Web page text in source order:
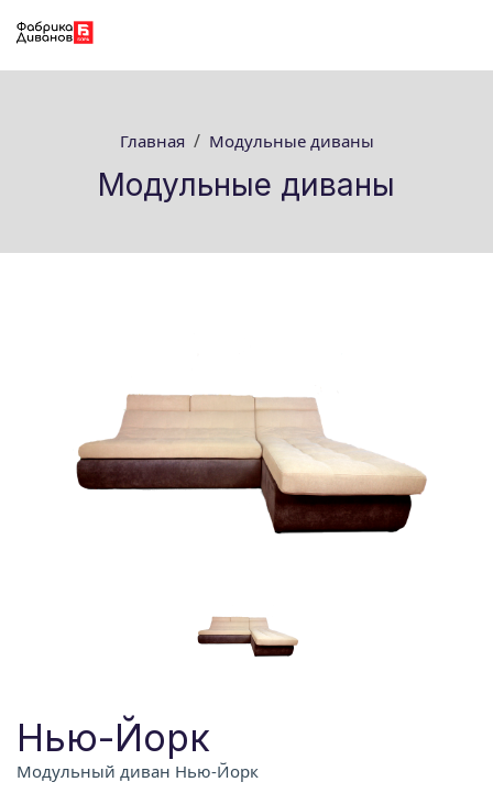
Главная Модульные диваны
Модульные диваны
Нью-Йорк
Модульный диван Нью-Йорк